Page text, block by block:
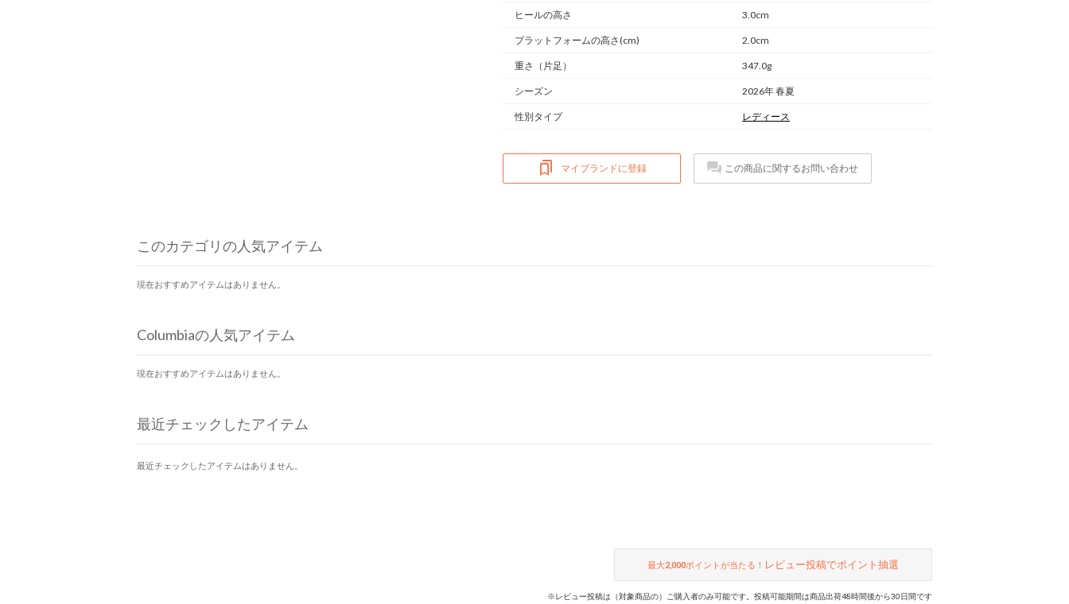
ヒールの高さ 3.0cm
プラットフォームの高さ(cm) 2.0cm
重さ （片足） 347.0g
シーズン 2026年 春夏
性別タイプ レディース
マイブランドに登録 この商品に関するお問い合わせ
このカテゴリの人気アイテム
現在おすすめアイテムはありません。
Columbiaの人気アイテム
現在おすすめアイテムはありません。
最近チェックしたアイテム
最近チェックしたアイテムはありません。
最大2,000ポイントが当たる！ レビュー投稿でポイント抽選
※レビュー投稿は（対象商品の）ご購入者のみ可能です。投稿可能期間は商品出荷48時間後から30日間です